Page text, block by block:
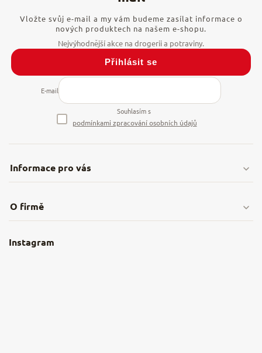
Informace pro vás
Obchodní podmínky
Nejčastější dotazy
Vložte svůj e-mail a my vám budeme zasílat informace o
nových produktech na našem e-shopu.
E-mail
Souhlasím s
podmínkami zpracování osobních údajů
Přihlásit se
Instagram
O firmě